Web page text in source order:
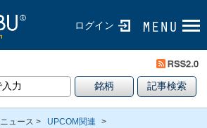
ログイン
ュース > UPCOM関連
>